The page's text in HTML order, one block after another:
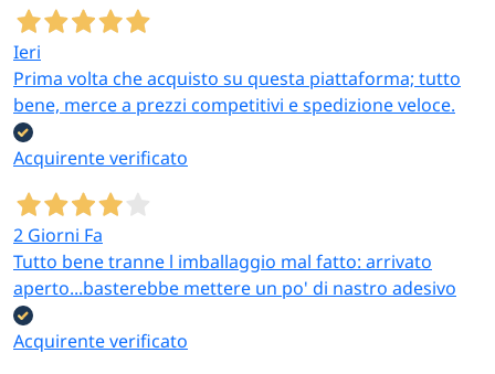
Ieri
Prima volta che acquisto su questa piattaforma; tutto
bene, merce a prezzi competitivi e spedizione veloce.
Acquirente verificato
2 Giorni Fa
Tutto bene tranne l imballaggio mal fatto: arrivato
aperto...basterebbe mettere un po' di nastro adesivo
Acquirente verificato